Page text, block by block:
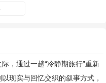
，通过一趟“冷静期旅行”重新
现实与回忆交织的叙事方式，